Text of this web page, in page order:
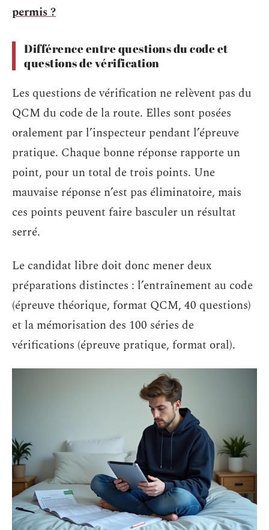
permis ?
Différence entre questions du code et
questions de vérification
Les questions de vérification ne relèvent pas du
QCM du code de la route. Elles sont posées
oralement par l’inspecteur pendant l’épreuve
pratique. Chaque bonne réponse rapporte un
point, pour un total de trois points. Une
mauvaise réponse n’est pas éliminatoire, mais
ces points peuvent faire basculer un résultat
serré.
Le candidat libre doit donc mener deux
préparations distinctes : l’entraînement au code
(épreuve théorique, format QCM, 40 questions)
et la mémorisation des 100 séries de
vérifications (épreuve pratique, format oral).